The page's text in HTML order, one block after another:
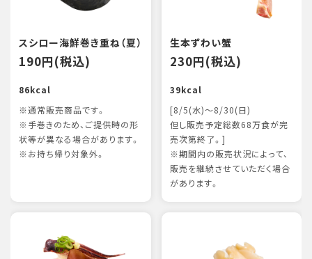
スシロー海鮮巻き重ね（夏）
190円(税込)
86kcal
※通常販売商品です。
※手巻きのため、ご提供時の形
状等が異なる場合があります。
※お持ち帰り対象外。
生本ずわい蟹
230円(税込)
39kcal
[8/5(水)～8/30(日)
但し販売予定総数68万食が完
売次第終了。]
※期間内の販売状況によって、
販売を継続させていただく場合
があります。